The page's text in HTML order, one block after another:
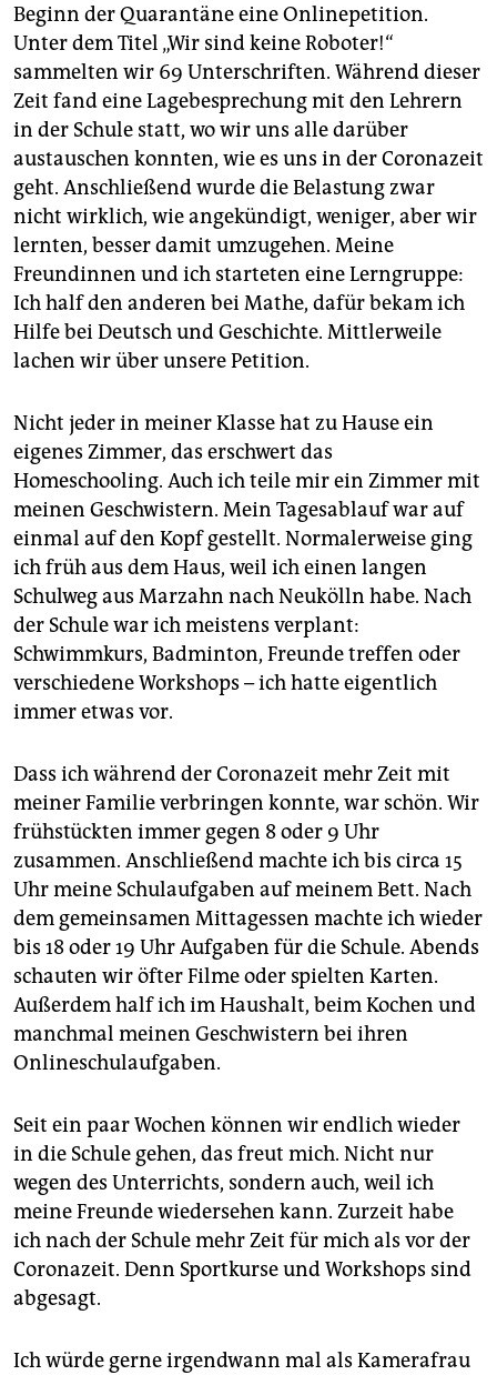
Beginn der Quarantäne eine Onlinepetition.
Unter dem Titel „Wir sind keine Roboter!“
sammelten wir 69 Unterschriften. Während dieser
Zeit fand eine Lagebesprechung mit den Lehrern
in der Schule statt, wo wir uns alle darüber
austauschen konnten, wie es uns in der Coronazeit
geht. Anschließend wurde die Belastung zwar
nicht wirklich, wie angekündigt, weniger, aber wir
lernten, besser damit umzugehen. Meine
Freundinnen und ich starteten eine Lerngruppe:
Ich half den anderen bei Mathe, dafür bekam ich
Hilfe bei Deutsch und Geschichte. Mittlerweile
lachen wir über unsere Petition.
Nicht jeder in meiner Klasse hat zu Hause ein
eigenes Zimmer, das erschwert das
Homeschooling. Auch ich teile mir ein Zimmer mit
meinen Geschwistern. Mein Tagesablauf war auf
einmal auf den Kopf gestellt. Normalerweise ging
ich früh aus dem Haus, weil ich einen langen
Schulweg aus Marzahn nach Neukölln habe. Nach
der Schule war ich meistens verplant:
Schwimmkurs, Badminton, Freunde treffen oder
verschiedene Workshops – ich hatte eigentlich
immer etwas vor.
Dass ich während der ­Coronazeit mehr Zeit mit
meiner Familie verbringen konn­te, war schön. Wir
frühstückten immer gegen 8 oder 9 Uhr
zusammen. Anschließend machte ich bis circa 15
Uhr meine Schulaufgaben auf meinem Bett. Nach
dem gemeinsamen Mittagessen machte ich wieder
bis 18 oder 19 Uhr Aufgaben für die Schule. Abends
schauten wir öfter Filme oder spielten Karten.
Außerdem half ich im Haushalt, beim Kochen und
manchmal meinen Geschwistern bei ihren
Onlineschulaufgaben.
Seit ein paar Wochen können wir endlich wieder
in die Schule gehen, das freut mich. Nicht nur
wegen des Unterrichts, sondern auch, weil ich
meine Freunde wiedersehen kann. Zurzeit habe
ich nach der Schule mehr Zeit für mich als vor der
Coronazeit. Denn Sportkurse und Workshops sind
abgesagt.
Ich würde gerne irgendwann mal als Kamerafrau